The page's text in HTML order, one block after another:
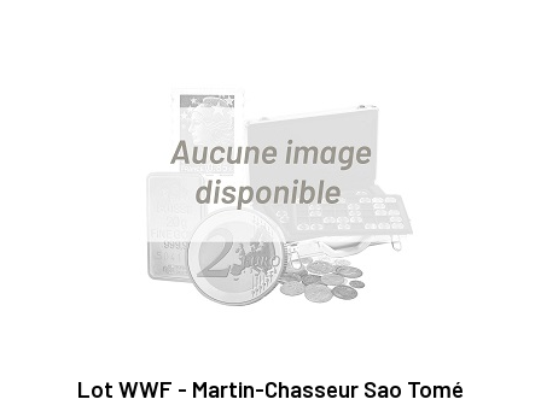
Lot WWF - Martin-Chasseur Sao Tomé